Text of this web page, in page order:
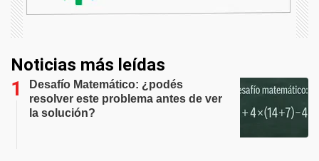
Noticias más leídas
Desafío Matemático: ¿podés
resolver este problema antes de ver
la solución?